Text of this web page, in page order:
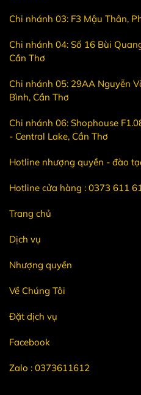
Chi nhánh 03: F3 Mậu Thân,
Chi nhánh 04: Số 16 Bùi
Cần Thơ
Chi nhánh 05: 29AA Nguyễn
Bình, Cần Thơ
Chi nhánh 06: Shophouse
- Central Lake, Cần Thơ
Hotline nhượng quyền - đào
Hotline cửa hàng : 0373 611
Trang chủ
Dịch vụ
Nhượng quyền
Về Chúng Tôi
Đặt dịch vụ
Facebook
Zalo : 0373611612